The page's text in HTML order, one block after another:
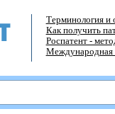
Терминология и
Как получить
Роспатент -
Международная